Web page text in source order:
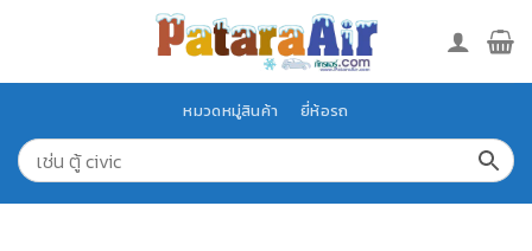
หมวดหมู่สินค้า ยี่ห้อรถ